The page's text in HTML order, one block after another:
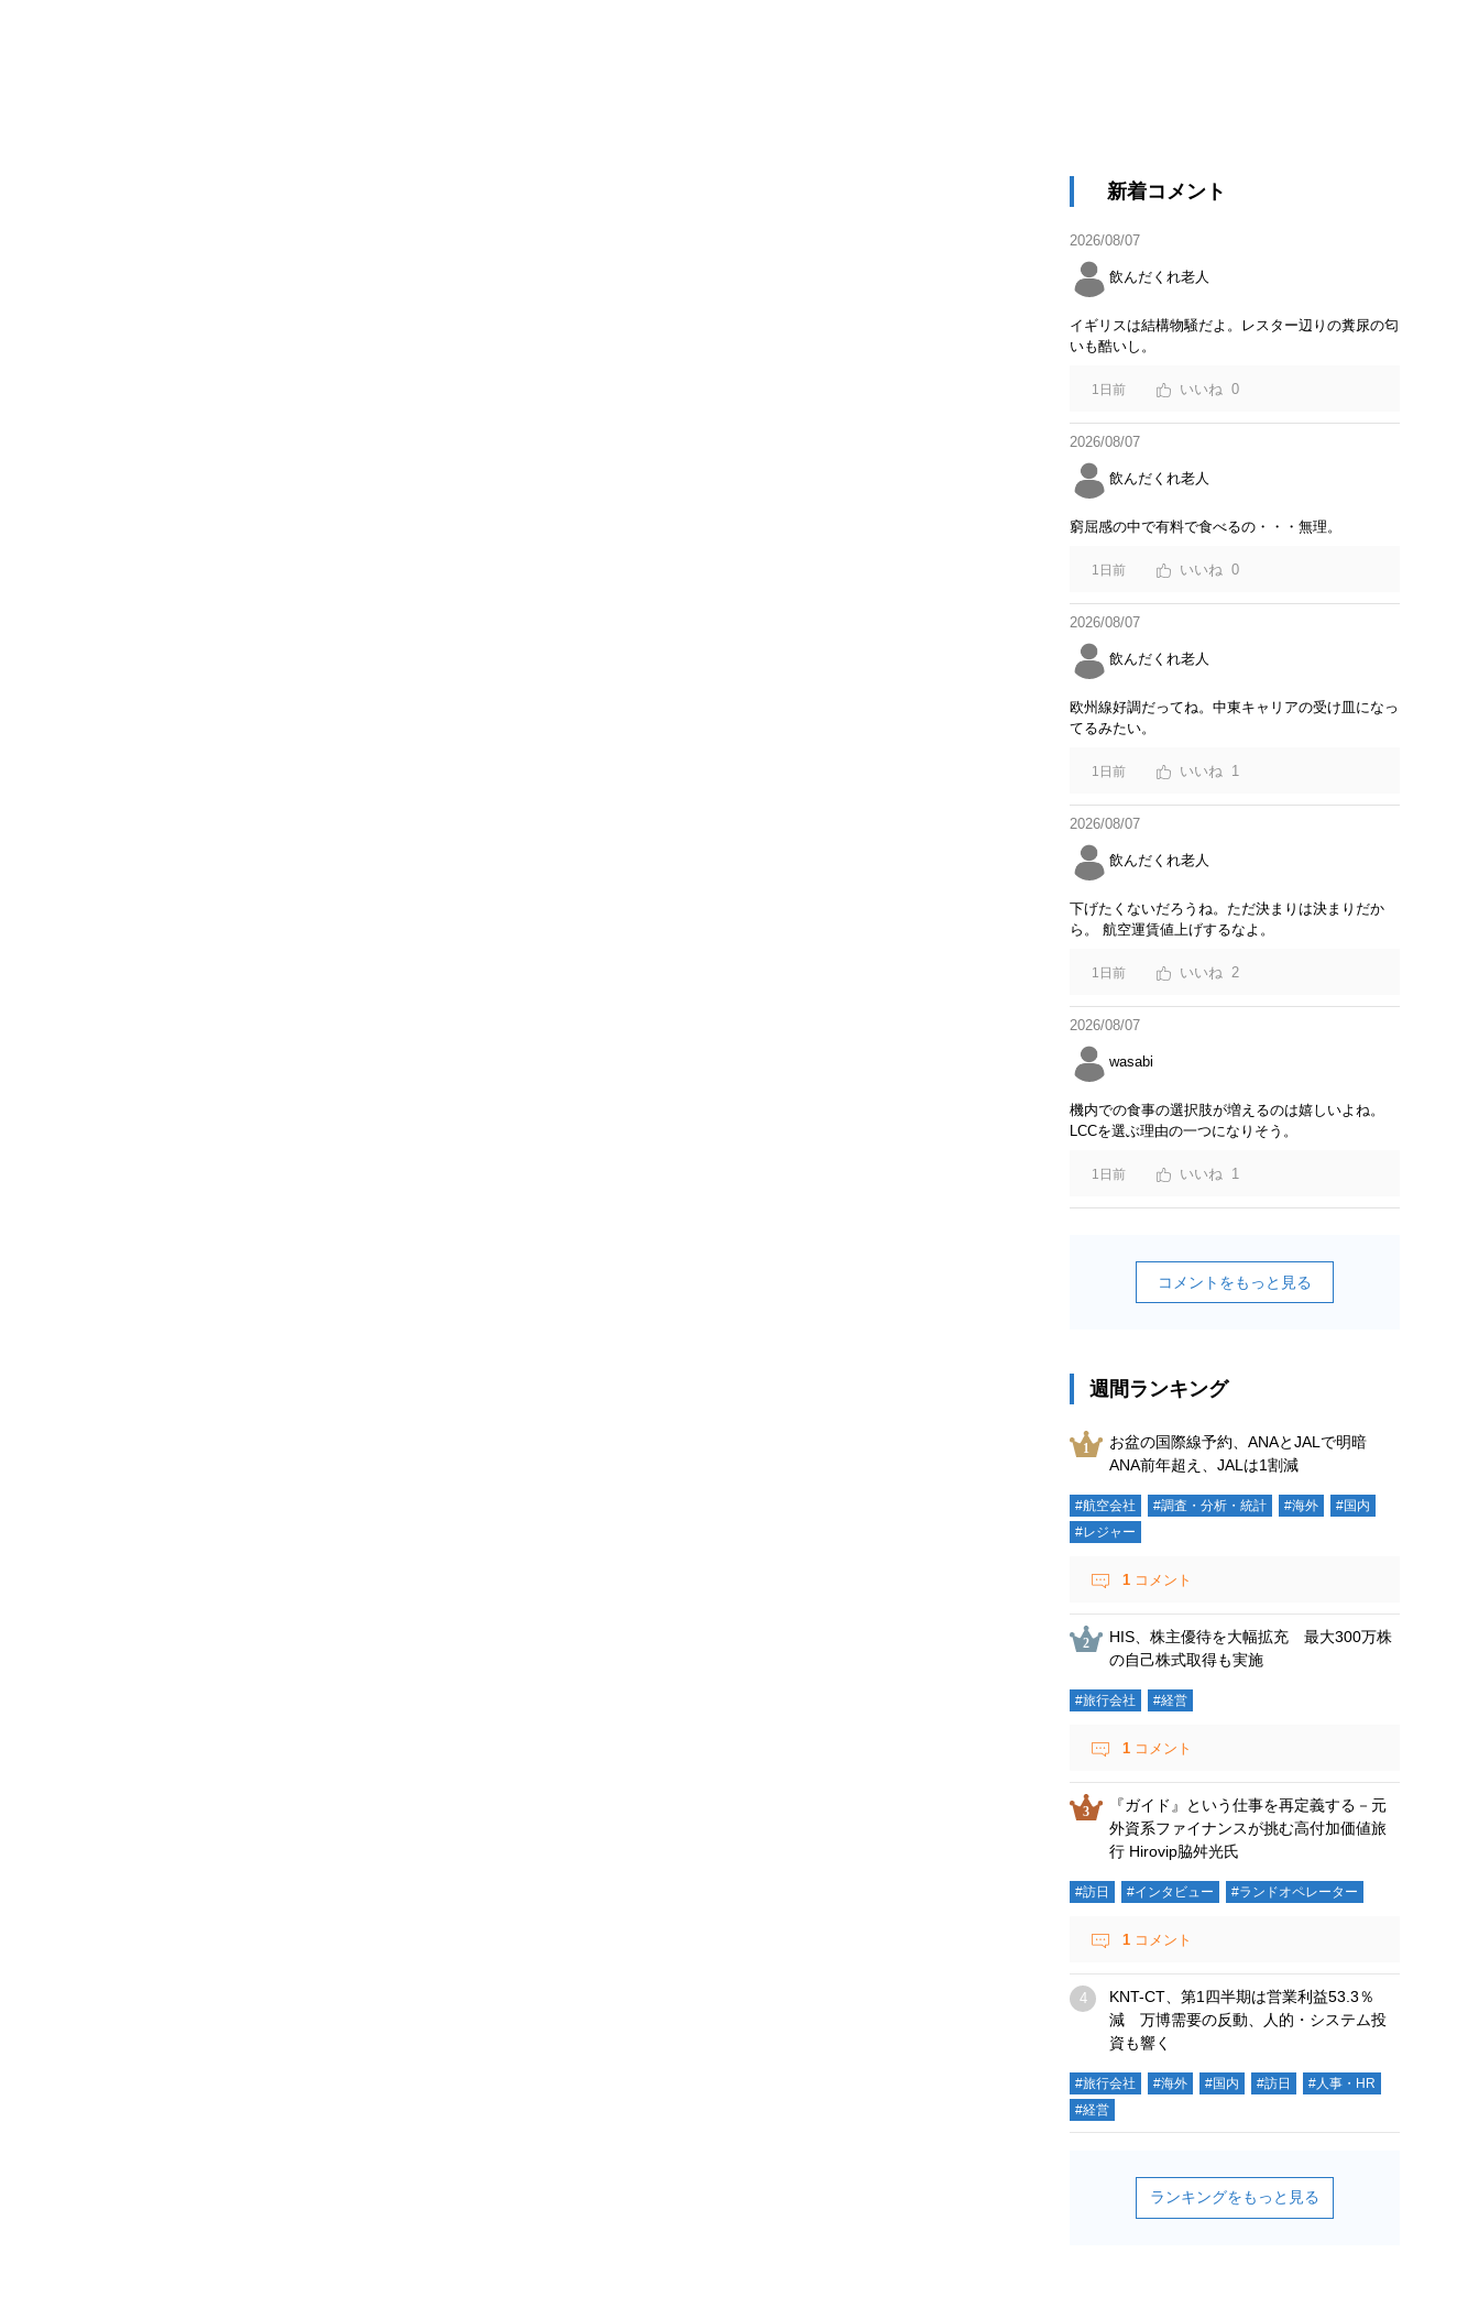
新着コメント
2026/08/07
飲んだくれ老人
イギリスは結構物騒だよ。レスター辺りの糞尿の匂
いも酷いし。
1日前 0
2026/08/07
飲んだくれ老人
窮屈感の中で有料で食べるの・・・無理。
1日前 0
2026/08/07
飲んだくれ老人
欧州線好調だってね。中東キャリアの受け皿になっ
てるみたい。
1日前 1
2026/08/07
飲んだくれ老人
下げたくないだろうね。ただ決まりは決まりだか
ら。 航空運賃値上げするなよ。
1日前 2
2026/08/07
wasabi
機内での食事の選択肢が増えるのは嬉しいよね。
LCCを選ぶ理由の一つになりそう。
1日前 1
コメントをもっと見る
週間ランキング
お盆の国際線予約、ANAとJALで明暗
ANA前年超え、JALは1割減
#航空会社 #調査・分析・統計 #海外
#国内
#レジャー
1 コメント
HIS、株主優待を大幅拡充 最大300万株
の自己株式取得も実施
#旅行会社 #経営
1 コメント
『ガイド』という仕事を再定義する－元
外資系ファイナンスが挑む高付加価値旅
行 Hirovip脇舛光氏
#訪日 #インタビュー #ランドオペレーター
1 コメント
KNT-CT、第1四半期は営業利益53.3％
減 万博需要の反動、人的・システム投
資も響く
#旅行会社 #海外 #国内 #訪日
#人事・HR
#経営